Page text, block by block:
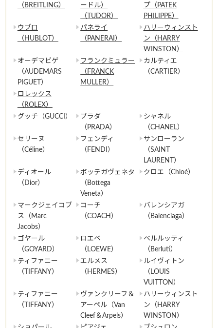
（BREITLING）
ードル）
（TUDOR）
プ（PATEK
PHILIPPE）
ウブロ
（HUBLOT）
パネライ
（PANERAI）
ハリーウィンスト
ン（HARRY
WINSTON）
オーデマピゲ
（AUDEMARS
PIGUET）
フランクミュラー
（FRANCK
MULLER）
カルティエ
（CARTIER）
ロレックス
（ROLEX）
グッチ（GUCCI）
プラダ
（PRADA）
シャネル
（CHANEL）
セリーヌ
（Céline）
フェンディ
（FENDI）
サンローラン
（SAINT
LAURENT）
ディオール
（Dior）
ボッテガヴェネタ
（Bottega
Veneta）
クロエ（Chloé）
マークジェイコブ
ス（Marc
Jacobs）
コーチ
（COACH）
バレンシアガ
（Balenciaga）
ゴヤール
（GOYARD）
ロエベ
（LOEWE）
ベルルッティ
（Berluti）
ティファニー
（TIFFANY）
エルメス
（HERMES）
ルイヴィトン
（LOUIS
VUITTON）
ティファニー
（TIFFANY）
ヴァンクリーフ＆
アーペル（Van
Cleef＆Arpels）
ハリーウィンスト
ン（HARRY
WINSTON）